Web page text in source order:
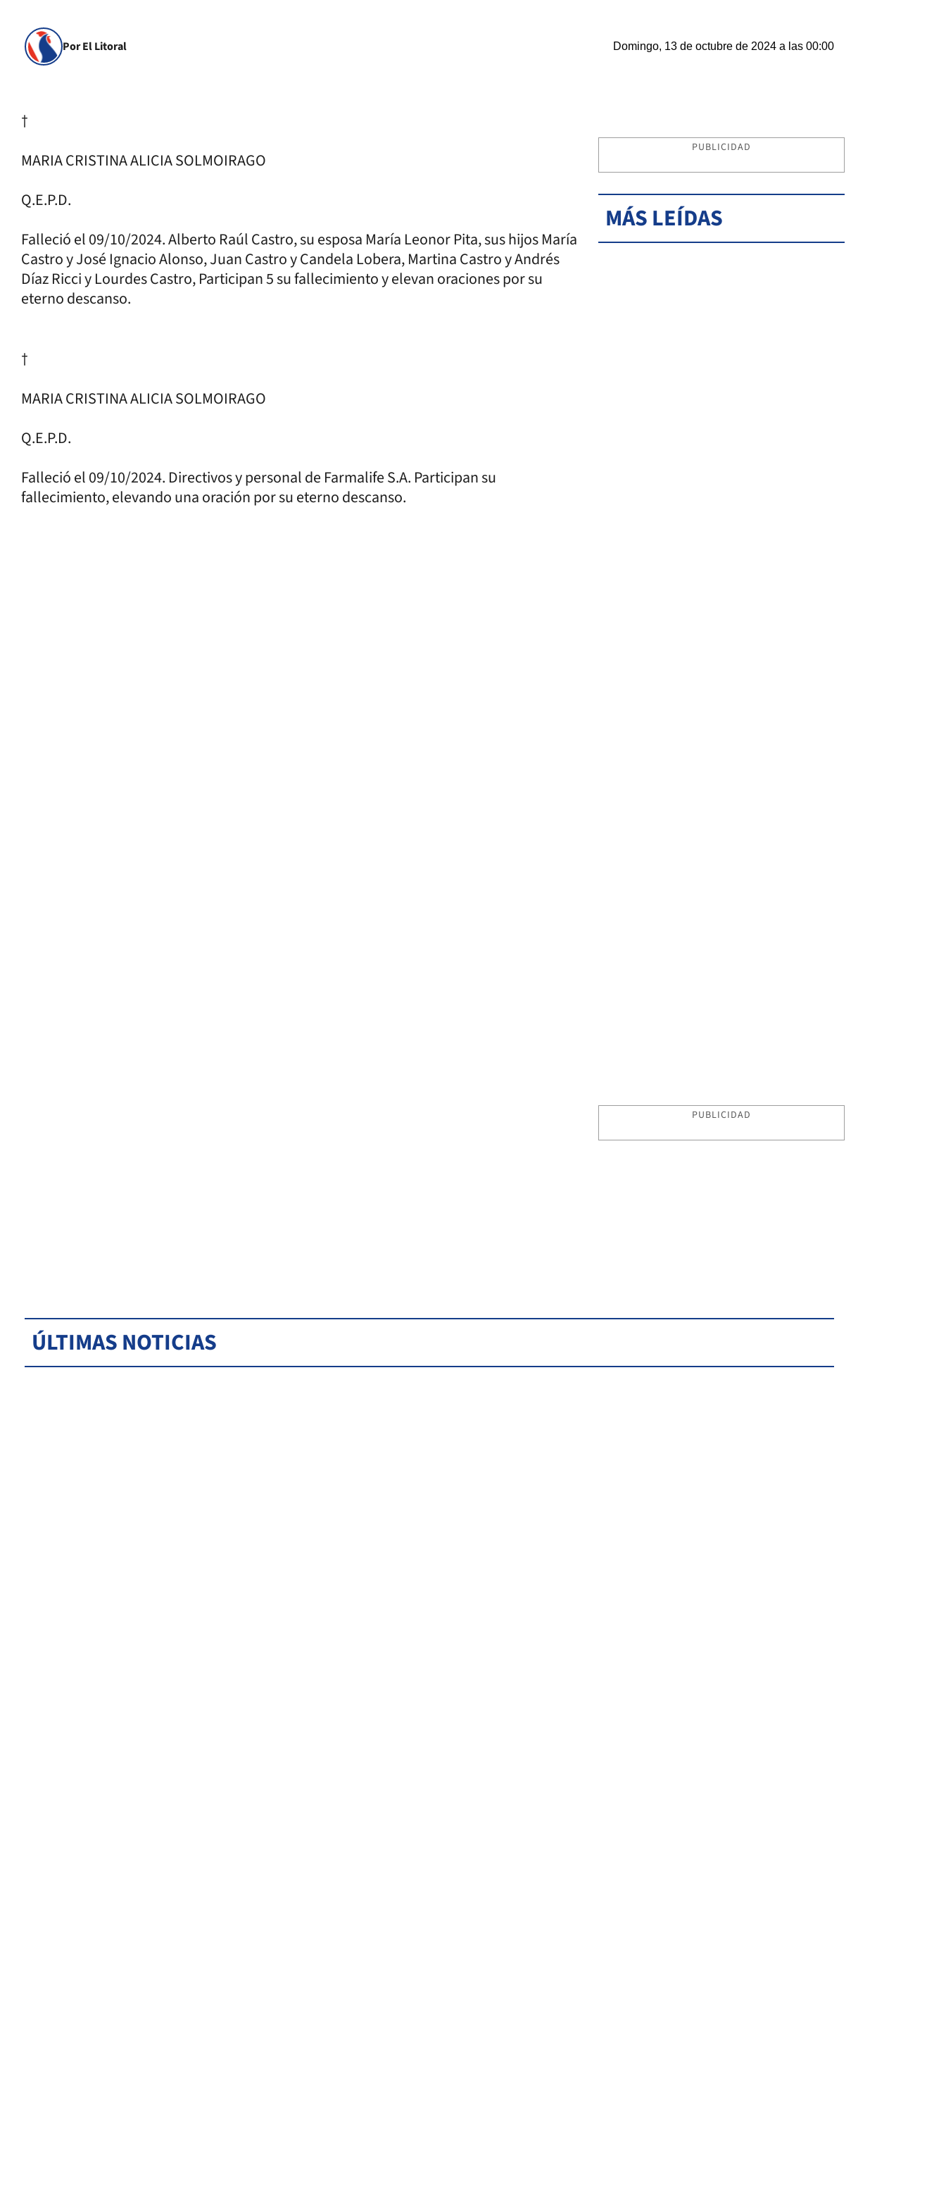
Por El Litoral Domingo, 13 de octubre de 2024 a las 00:00
†
MARIA CRISTINA ALICIA SOLMOIRAGO
Q.E.P.D.
Falleció el 09/10/2024. Alberto Raúl Castro, su esposa María Leonor Pita, sus hijos María
Castro y José Ignacio Alonso, Juan Castro y Candela Lobera, Martina Castro y Andrés
Díaz Ricci y Lourdes Castro, Participan 5 su fallecimiento y elevan oraciones por su
eterno descanso.
†
MARIA CRISTINA ALICIA SOLMOIRAGO
Q.E.P.D.
Falleció el 09/10/2024. Directivos y personal de Farmalife S.A. Participan su
fallecimiento, elevando una oración por su eterno descanso.
PUBLICIDAD
MÁS LEÍDAS
PUBLICIDAD
ÚLTIMAS NOTICIAS